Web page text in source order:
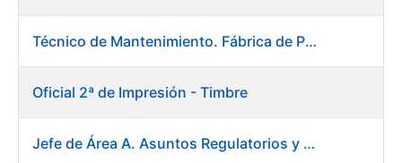
Técnico de Mantenimiento. Fábrica de Papel
Oficial 2ª de Impresión - Timbre
Jefe de Área A. Asuntos Regulatorios y Relaciones Institucionales